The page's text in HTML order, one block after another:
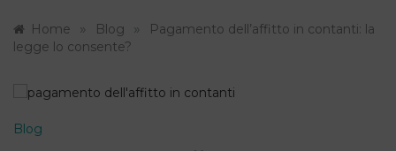
Home » Blog »
Pagamento dell’affitto in contanti: la
legge lo consente?
Blog